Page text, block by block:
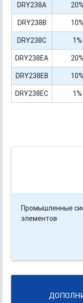
DRY238A
DRY238B
DRY238C
DRY238EA
DRY238EB
DRY238EC
Промышленные
элементов